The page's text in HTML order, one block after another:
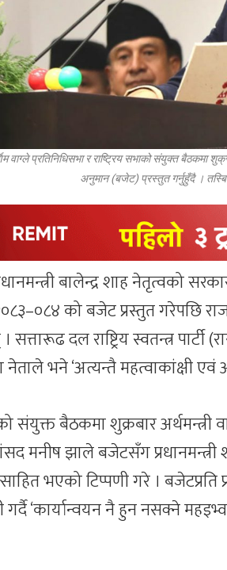
वाग्ले प्रतिनिधिसभा र राष्ट्रिय सभाको संयुक्त बैठकमा
अनुमान (बजेट) प्रस्तुत गर्नुहुँदै ।
बालेन्द्र शाह नेतृत्वको
को बजेट प्रस्तुत गरेपछि
दल राष्ट्रिय स्वतन्त्र पार्टी
नेताले भने ‘अत्यन्तै महत्वाकांक्षी
बैठकमा शुक्रबार अर्थमन्त्री
मनीष झाले बजेटसँग प्रधानमन्त्री
भएको टिप्पणी गरे । बजेटप्रति
गर्दै ‘कार्यान्वयन नै हुन नसक्ने